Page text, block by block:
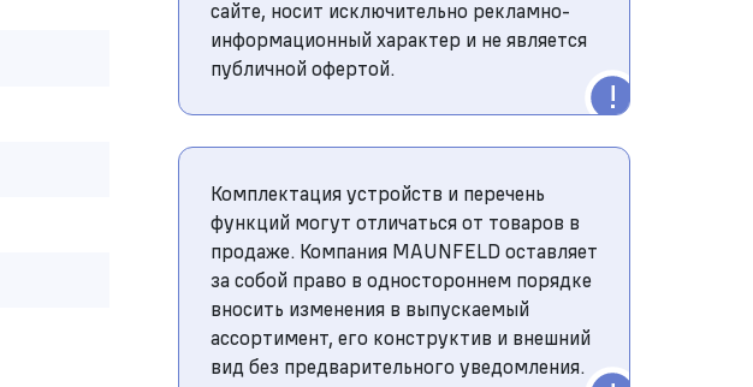
сайте, носит исключительно рекламно-
информационный характер и не является
публичной офертой.
Комплектация устройств и перечень
функций могут отличаться от товаров в
продаже. Компания MAUNFELD оставляет
за собой право в одностороннем порядке
вносить изменения в выпускаемый
ассортимент, его конструктив и внешний
вид без предварительного уведомления.